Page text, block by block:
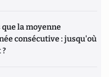
la moyenne
consécutive : jusqu'où